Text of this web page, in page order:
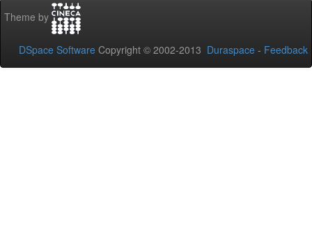
Theme by
DSpace Software Copyright © 2002-2013 Duraspace - Feedback